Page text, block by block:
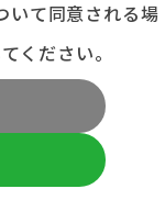
いて同意される場
ください。